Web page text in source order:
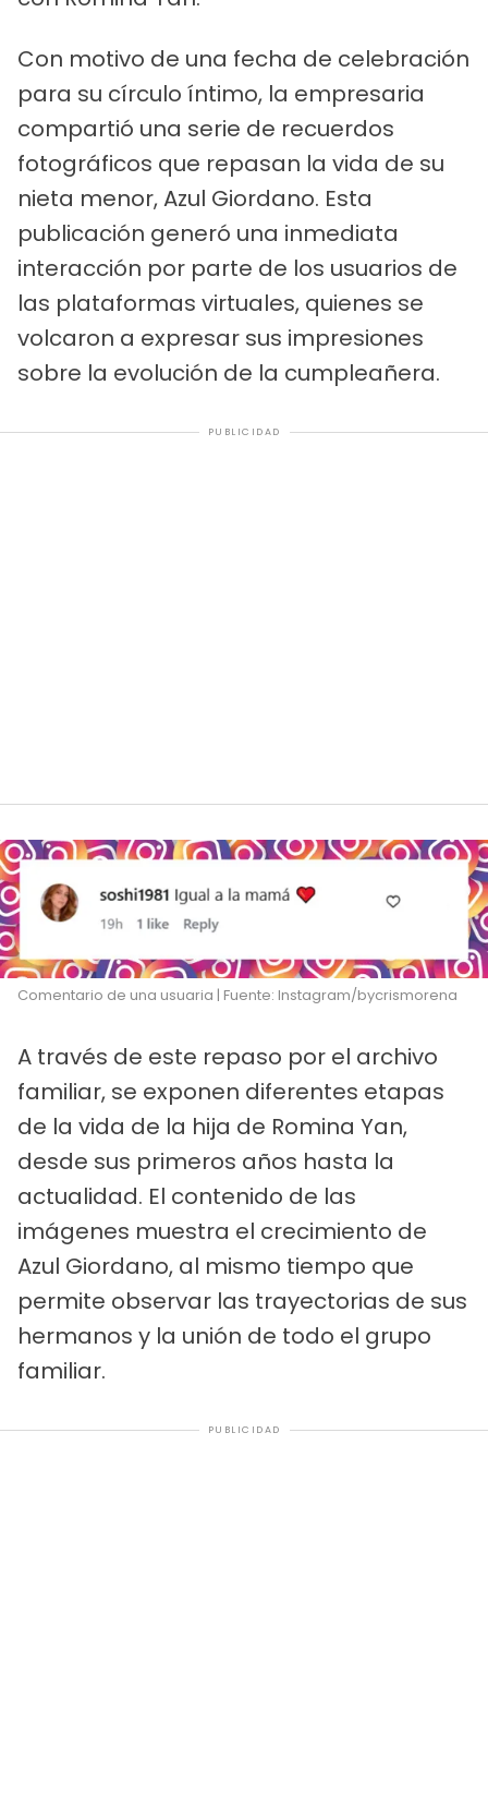
Con motivo de una fecha de celebración
para su círculo íntimo, la empresaria
compartió una serie de recuerdos
fotográficos que repasan la vida de su
nieta menor, Azul Giordano. Esta
publicación generó una inmediata
interacción por parte de los usuarios de
las plataformas virtuales, quienes se
volcaron a expresar sus impresiones
sobre la evolución de la cumpleañera.
PUBLICIDAD
Comentario de una usuaria | Fuente: Instagram/bycrismorena
A través de este repaso por el archivo
familiar, se exponen diferentes etapas
de la vida de la hija de Romina Yan,
desde sus primeros años hasta la
actualidad. El contenido de las
imágenes muestra el crecimiento de
Azul Giordano, al mismo tiempo que
permite observar las trayectorias de sus
hermanos y la unión de todo el grupo
familiar.
PUBLICIDAD